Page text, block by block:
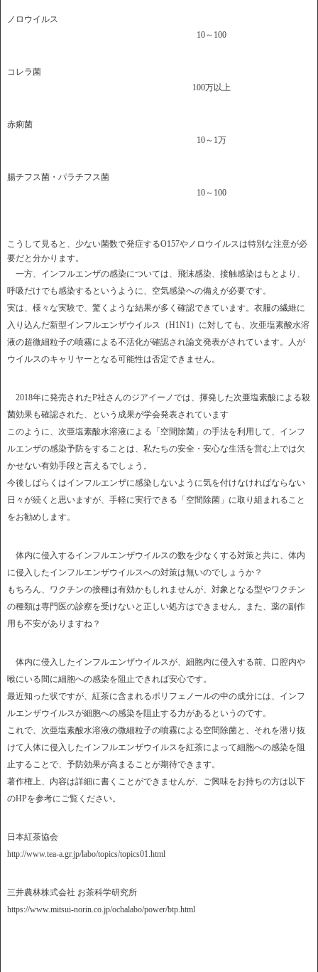
ノロウイルス
10～100
コレラ菌
100万以上
赤痢菌
10～1万
腸チフス菌・パラチフス菌
10～100
こうして見ると、少ない菌数で発症するO157やノロウイルスは特別な注意が必
要だと分かります。
一方、インフルエンザの感染については、飛沫感染、接触感染はもとより、
呼吸だけでも感染するというように、空気感染への備えが必要です。
実は、様々な実験で、驚くような結果が多く確認できています。衣服の繊維に
入り込んだ新型インフルエンザウイルス（H1N1）に対しても、次亜塩素酸水溶
液の超微細粒子の噴霧による不活化が確認され論文発表がされています。人が
ウイルスのキャリヤーとなる可能性は否定できません。
2018年に発売されたP社さんのジアイーノでは、揮発した次亜塩素酸による殺
菌効果も確認された、という成果が学会発表されています
このように、次亜塩素酸水溶液による「空間除菌」の手法を利用して、インフ
ルエンザの感染予防をすることは、私たちの安全・安心な生活を営む上では欠
かせない有効手段と言えるでしょう。
今後しばらくはインフルエンザに感染しないように気を付けなければならない
日々が続くと思いますが、手軽に実行できる「空間除菌」に取り組まれること
をお勧めします。
体内に侵入するインフルエンザウイルスの数を少なくする対策と共に、体内
に侵入したインフルエンザウイルスへの対策は無いのでしょうか？
もちろん、ワクチンの接種は有効かもしれませんが、対象となる型やワクチン
の種類は専門医の診察を受けないと正しい処方はできません。また、薬の副作
用も不安がありますね？
体内に侵入したインフルエンザウイルスが、細胞内に侵入する前、口腔内や
喉にいる間に細胞への感染を阻止できれば安心です。
最近知った状ですが、紅茶に含まれるポリフェノールの中の成分には、インフ
ルエンザウイルスが細胞への感染を阻止する力があるというのです。
これで、次亜塩素酸水溶液の微細粒子の噴霧による空間除菌と、それを潜り抜
けて人体に侵入したインフルエンザウイルスを紅茶によって細胞への感染を阻
止することで、予防効果が高まることが期待できます。
著作権上、内容は詳細に書くことができませんが、ご興味をお持ちの方は以下
のHPを参考にご覧ください。
日本紅茶協会
http://www.tea-a.gr.jp/labo/topics/topics01.html
三井農林株式会社 お茶科学研究所
https://www.mitsui-norin.co.jp/ochalabo/power/btp.html